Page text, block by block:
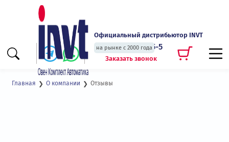
Официальный дистрибьютор INVT
на рынке с 2000 года
+7 (495) 135-135-5
Заказать звонок
Главная О компании Отзывы